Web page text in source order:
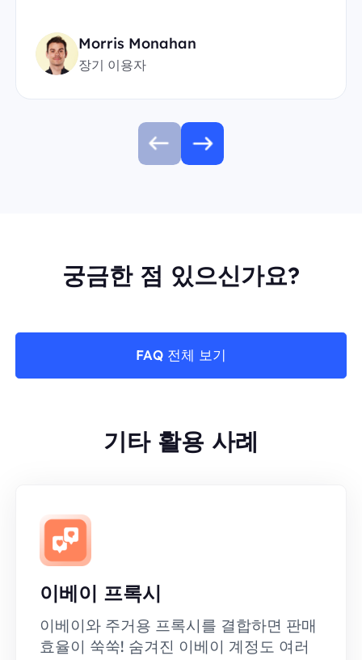
Morris Monahan
장기 이용자
궁금한 점 있으신가요?
FAQ 전체 보기
기타 활용 사례
이베이 프록시
이베이와 주거용 프록시를 결합하면 판매
효율이 쑥쑥! 숨겨진 이베이 계정도 여러